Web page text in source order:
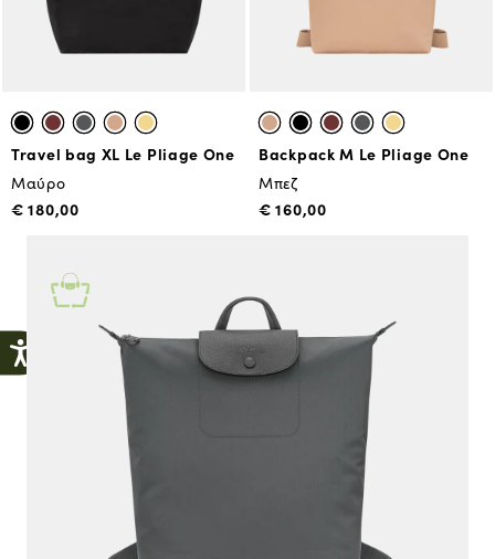
Travel bag XL Le Pliage One
Μαύρο
€ 180,00
Backpack M Le Pliage One
Μπεζ
€ 160,00